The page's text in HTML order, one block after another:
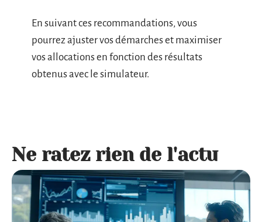
En suivant ces recommandations, vous
pourrez ajuster vos démarches et maximiser
vos allocations en fonction des résultats
obtenus avec le simulateur.
Ne ratez rien de l'actu